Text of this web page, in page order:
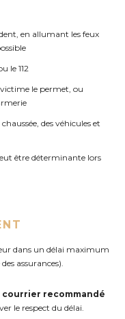
en allumant les feux
le 112
le permet, ou
des véhicules et
être déterminante lors
dans un délai maximum
assurances).
courrier recommandé
le respect du délai.